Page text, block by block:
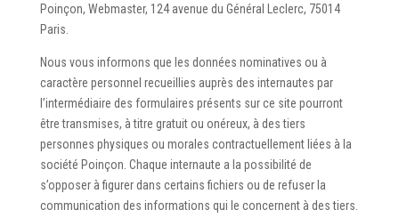
Poinçon, Webmaster, 124 avenue du Général Leclerc, 75014
Paris.
Nous vous informons que les données nominatives ou à
caractère personnel recueillies auprès des internautes par
l’intermédiaire des formulaires présents sur ce site pourront
être transmises, à titre gratuit ou onéreux, à des tiers
personnes physiques ou morales contractuellement liées à la
société Poinçon. Chaque internaute a la possibilité de
s’opposer à figurer dans certains fichiers ou de refuser la
communication des informations qui le concernent à des tiers.